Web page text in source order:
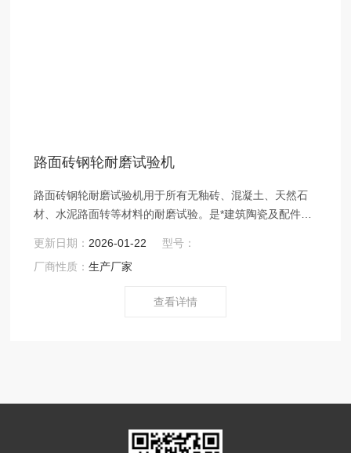
路面砖钢轮耐磨试验机
路面砖钢轮耐磨试验机用于所有无釉砖、混凝土、天然石
材、水泥路面转等材料的耐磨试验。是*建筑陶瓷及配件生
更新日期： 2026-01-22
型号：
厂商性质：生产厂家
查看详情